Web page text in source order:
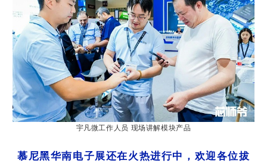
宇凡微工作人员 现场讲解模块产品
慕尼黑华南电子展还在火热进行中，欢迎各位拔